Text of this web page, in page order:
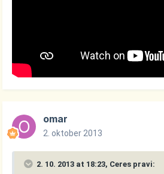
omar
2. oktober 2013
2. 10. 2013 at 18:23, Ceres pravi: